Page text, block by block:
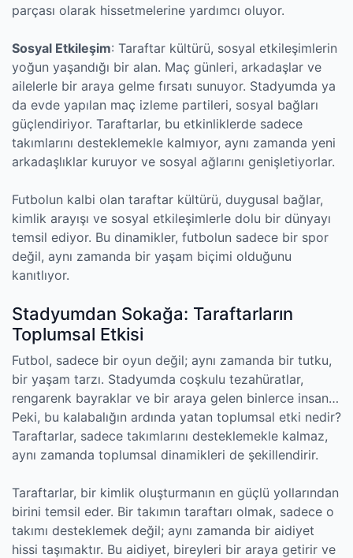
parçası olarak hissetmelerine yardımcı oluyor.
Sosyal Etkileşim: Taraftar kültürü, sosyal etkileşimlerin
yoğun yaşandığı bir alan. Maç günleri, arkadaşlar ve
ailelerle bir araya gelme fırsatı sunuyor. Stadyumda ya
da evde yapılan maç izleme partileri, sosyal bağları
güçlendiriyor. Taraftarlar, bu etkinliklerde sadece
takımlarını desteklemekle kalmıyor, aynı zamanda yeni
arkadaşlıklar kuruyor ve sosyal ağlarını genişletiyorlar.
Futbolun kalbi olan taraftar kültürü, duygusal bağlar,
kimlik arayışı ve sosyal etkileşimlerle dolu bir dünyayı
temsil ediyor. Bu dinamikler, futbolun sadece bir spor
değil, aynı zamanda bir yaşam biçimi olduğunu
kanıtlıyor.
Stadyumdan Sokağa: Taraftarların
Toplumsal Etkisi
Futbol, sadece bir oyun değil; aynı zamanda bir tutku,
bir yaşam tarzı. Stadyumda coşkulu tezahüratlar,
rengarenk bayraklar ve bir araya gelen binlerce insan…
Peki, bu kalabalığın ardında yatan toplumsal etki nedir?
Taraftarlar, sadece takımlarını desteklemekle kalmaz,
aynı zamanda toplumsal dinamikleri de şekillendirir.
Taraftarlar, bir kimlik oluşturmanın en güçlü yollarından
birini temsil eder. Bir takımın taraftarı olmak, sadece o
takımı desteklemek değil; aynı zamanda bir aidiyet
hissi taşımaktır. Bu aidiyet, bireyleri bir araya getirir ve